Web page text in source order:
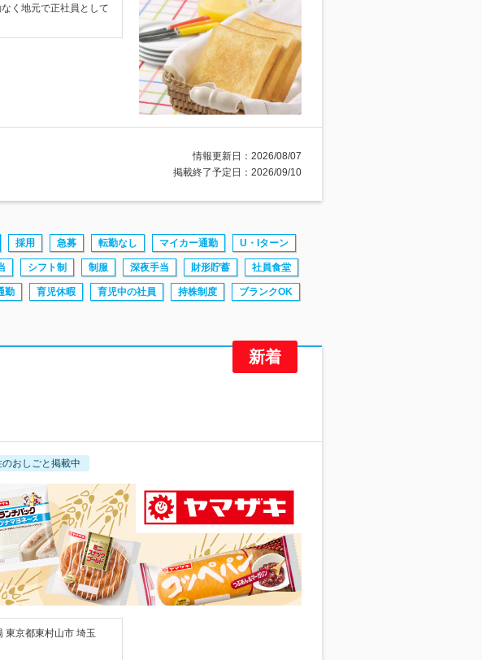
く地元で正社員として
情報更新日：2026/08/07
掲載終了予定日：2026/09/10
採用 急募 転勤なし マイカー通勤 U・Iターン
シフト制 制服 深夜手当 財形貯蓄 社員食堂
勤 育児休暇 育児中の社員 持株制度 ブランクOK
のおしごと掲載中
東京都東村山市 埼玉